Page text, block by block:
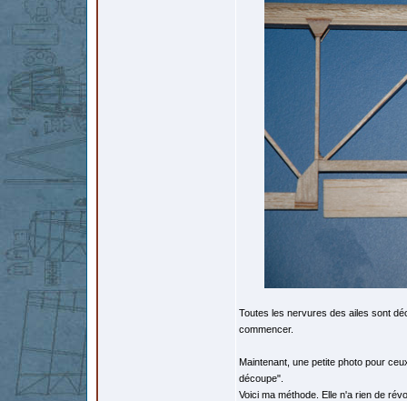
Toutes les nervures des ailes sont
commencer.
Maintenant, une petite photo pour
découpe".
Voici ma méthode. Elle n'a rien de